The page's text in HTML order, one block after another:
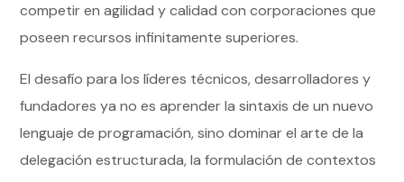
competir en agilidad y calidad con corporaciones que
poseen recursos infinitamente superiores.
El desafío para los líderes técnicos, desarrolladores y
fundadores ya no es aprender la sintaxis de un nuevo
lenguaje de programación, sino dominar el arte de la
delegación estructurada, la formulación de contextos